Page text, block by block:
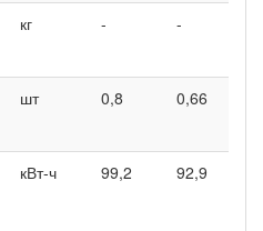
кг - -
шт 0,8 0,66
кВт-ч 99,2 92,9